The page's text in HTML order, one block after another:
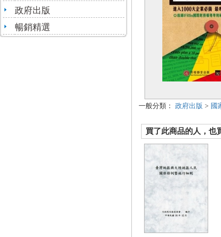
政府出版
暢銷精選
一般分類： 政府出版 > 國
買了此商品的人，也